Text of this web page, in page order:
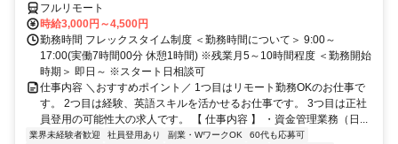
フルリモート
時給3,000円～4,500円
勤務時間 フレックスタイム制度 ＜勤務時間について＞ 9:00～
17:00(実働7時間00分 休憩1時間) ※残業月5～10時間程度 ＜勤務開始
時期＞ 即日～ ※スタート日相談可
仕事内容 ＼おすすめポイント／ 1つ目はリモート勤務OKのお仕事で
す。 2つ目は経験、英語スキルを活かせるお仕事です。 3つ目は正社
員登用の可能性大の求人です。 【 仕事内容 】 ・資金管理業務（日...
業界未経験者歓迎 社員登用あり 副業・WワークOK
60代も応募可